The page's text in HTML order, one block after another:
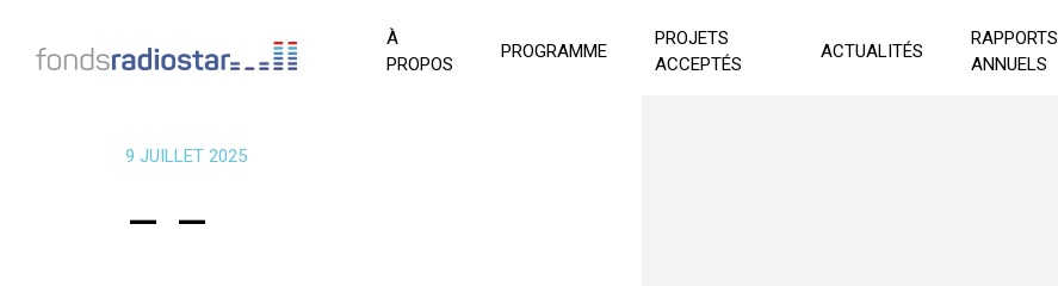
À
PROPOS
PROGRAMME
PROJETS
ACCEPTÉS
ACTUALITÉS
RAPPORTS
ANNUELS
9 JUILLET 2025
– –